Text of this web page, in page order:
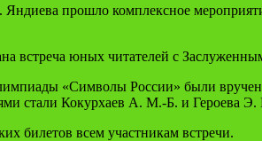
прошло комплексное
встреча юных читателей с
«Символы России» были
стали Кокурхаев А. М.-Б. и Героева Э.
билетов всем участникам встречи.